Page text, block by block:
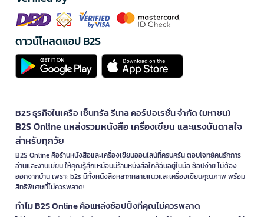
ดาวน์โหลดแอป B2S
B2S ธุรกิจในเครือ เซ็นทรัล รีเทล คอร์ปอเรชั่น จำกัด (มหาชน)
B2S Online แหล่งรวมหนังสือ เครื่องเขียน และแรงบันดาลใจ
สำหรับทุกวัย
B2S Online คือร้านหนังสือและเครื่องเขียนออนไลน์ที่ครบครัน ตอบโจทย์คนรักการ
อ่านและงานเขียน ให้คุณรู้สึกเหมือนมีร้านหนังสือใกล้ฉันอยู่ในมือ ช้อปง่าย ไม่ต้อง
ออกจากบ้าน เพราะ b2s มีทั้งหนังสือหลากหลายแนวและเครื่องเขียนคุณภาพ พร้อม
สิทธิพิเศษที่ไม่ควรพลาด!
ทำไม B2S Online คือแหล่งช้อปปิ้งที่คุณไม่ควรพลาด